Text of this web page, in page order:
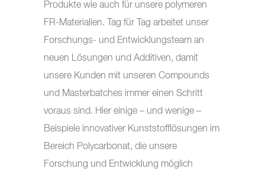
Produkte wie auch für unsere polymeren
FR-Materialien. Tag für Tag arbeitet unser
Forschungs- und Entwicklungsteam an
neuen Lösungen und Additiven, damit
unsere Kunden mit unseren Compounds
und Masterbatches immer einen Schritt
voraus sind. Hier einige – und wenige –
Beispiele innovativer Kunststofflösungen im
Bereich Polycarbonat, die unsere
Forschung und Entwicklung möglich